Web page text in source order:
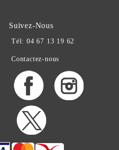
Suivez-Nous
Tél: 04 67 13 19 62
Contactez-nous